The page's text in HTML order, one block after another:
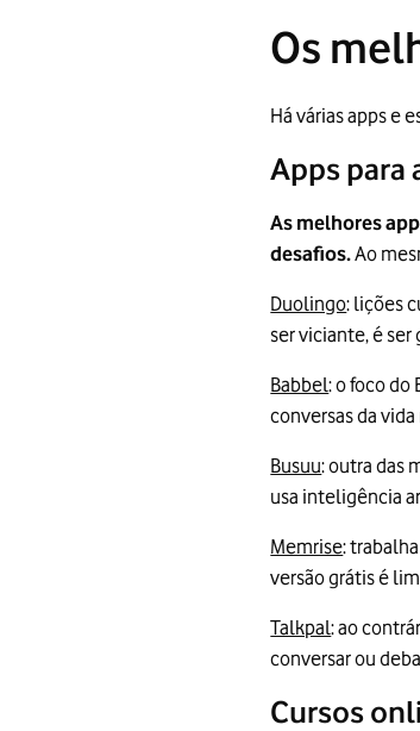
Os
Há várias apps e
Apps para
As melhores
desafios.Ao
Duolingo: lições
ser viciante, é ser
Babbel: o foco do
conversas da
Busuu: outra das
usa inteligência
Memrise:
versão grátis é
Talkpal: ao
conversar ou
Cursos